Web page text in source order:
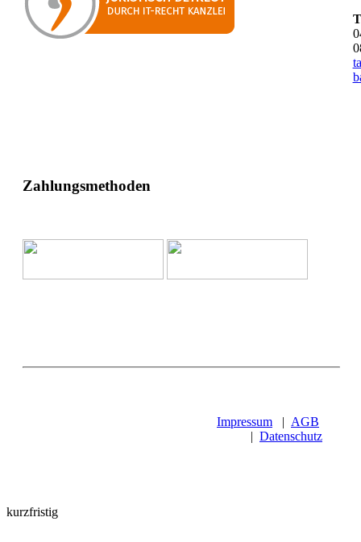
Zahlungsmethoden
Impressum | AGB
| Datenschutz
kurzfristig